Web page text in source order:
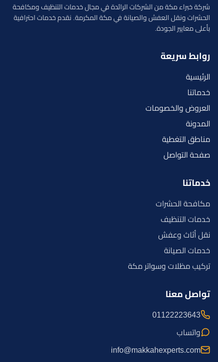
شركة خبراء مكة من الشركات الرائدة في مجال خدمات التنظيف ومكافحة
الحشرات ونقل العفش والصيانة في مكة المكرمة. نقدم خدمات احترافية
بأعلى معايير الجودة.
روابط سريعة
الرئيسية
خدماتنا
العروض والخصومات
المدونة
مناطق التغطية
صفحة التواصل
خدماتنا
مكافحة الحشرات
خدمات التنظيف
نقل أثاث وعفش
خدمات الصيانة
تركيب مظلات وسواتر مكة
تواصل معنا
01122223643
واتساب
info@makkahexperts.com